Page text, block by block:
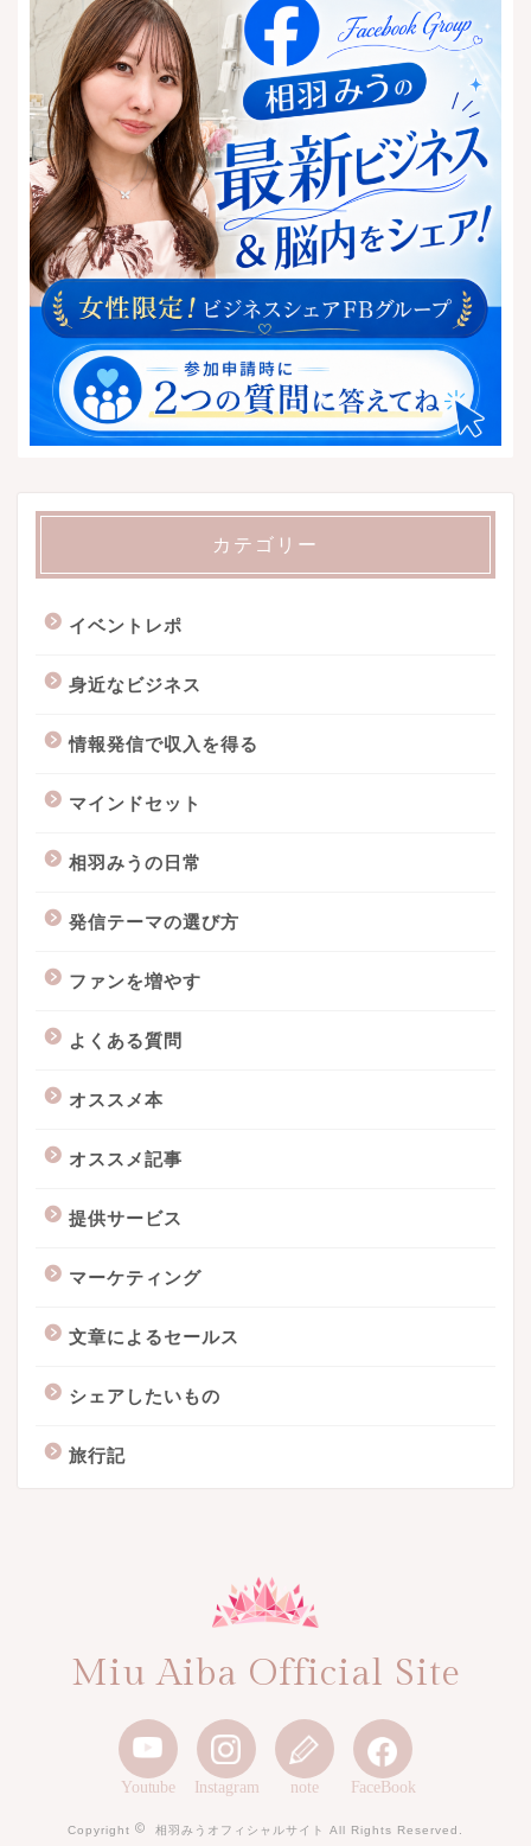
カテゴリー
イベントレポ
身近なビジネス
情報発信で収入を得る
マインドセット
相羽みうの日常
発信テーマの選び方
ファンを増やす
よくある質問
オススメ本
オススメ記事
提供サービス
マーケティング
文章によるセールス
シェアしたいもの
旅行記
Miu Aiba Official Site
Youtube Instagram note FaceBook
Copyright 相羽みうオフィシャルサイト All Rights Reserved.